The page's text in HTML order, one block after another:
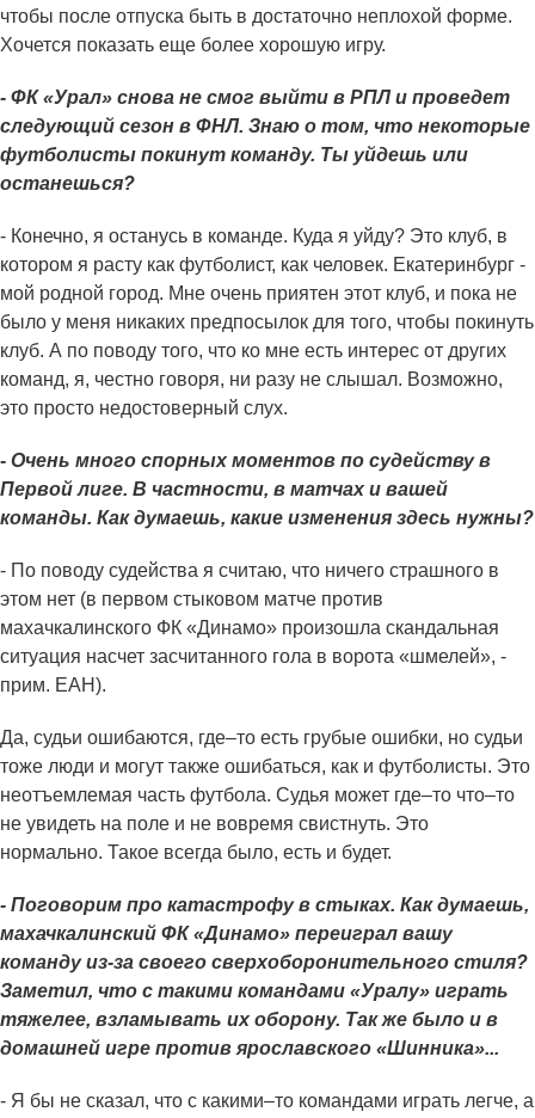
чтобы после отпуска быть в достаточно неплохой форме.
Хочется показать еще более хорошую игру.
- ФК «Урал» снова не смог выйти в РПЛ и проведет
следующий сезон в ФНЛ. Знаю о том, что некоторые
футболисты покинут команду. Ты уйдешь или
останешься?
- Конечно, я останусь в команде. Куда я уйду? Это клуб, в
котором я расту как футболист, как человек. Екатеринбург -
мой родной город. Мне очень приятен этот клуб, и пока не
было у меня никаких предпосылок для того, чтобы покинуть
клуб. А по поводу того, что ко мне есть интерес от других
команд, я, честно говоря, ни разу не слышал. Возможно,
это просто недостоверный слух.
- Очень много спорных моментов по судейству в
Первой лиге. В частности, в матчах и вашей
команды. Как думаешь, какие изменения здесь нужны?
- По поводу судейства я считаю, что ничего страшного в
этом нет (в первом стыковом матче против
махачкалинского ФК «Динамо» произошла скандальная
ситуация насчет засчитанного гола в ворота «шмелей», -
прим. ЕАН).
Да, судьи ошибаются, где–то есть грубые ошибки, но судьи
тоже люди и могут также ошибаться, как и футболисты. Это
неотъемлемая часть футбола. Судья может где–то что–то
не увидеть на поле и не вовремя свистнуть. Это
нормально. Такое всегда было, есть и будет.
- Поговорим про катастрофу в стыках. Как думаешь,
махачкалинский ФК «Динамо» переиграл вашу
команду из-за своего сверхоборонительного стиля?
Заметил, что с такими командами «Уралу» играть
тяжелее, взламывать их оборону. Так же было и в
домашней игре против ярославского «Шинника»...
- Я бы не сказал, что с какими–то командами играть легче, а